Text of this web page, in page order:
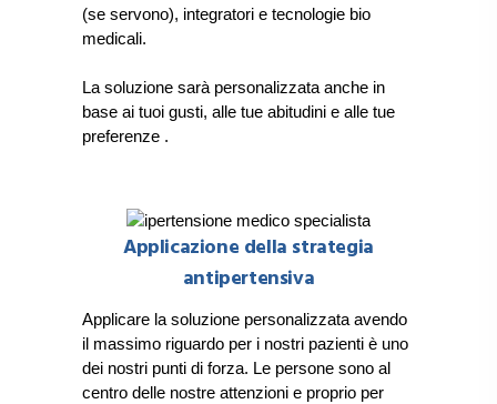
(se servono), integratori e tecnologie bio
medicali.
La soluzione sarà personalizzata anche in
base ai tuoi gusti, alle tue abitudini e alle tue
preferenze .
Applicazione della strategia
antipertensiva
Applicare la soluzione personalizzata avendo
il massimo riguardo per i nostri pazienti è uno
dei nostri punti di forza. Le persone sono al
centro delle nostre attenzioni e proprio per